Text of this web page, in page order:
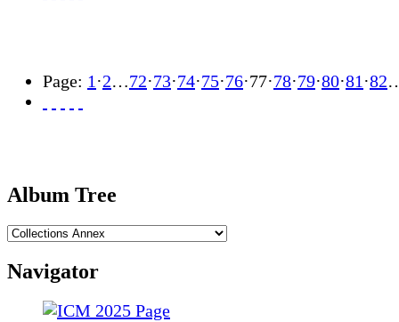
Page: 1 ·2…72·73·74·75·76·77·78·79·80·81 ·82
Album Tree
Navigator